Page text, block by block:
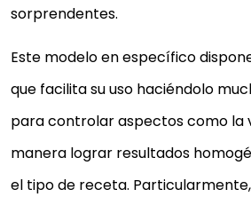
sorprendentes.
Este modelo en específico
que facilita su uso haciéndolo
para controlar aspectos como la
manera lograr resultados
el tipo de receta.